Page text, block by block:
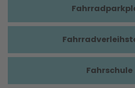
Fahrschule